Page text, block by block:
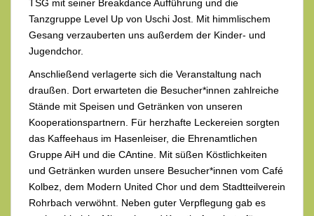
TSG mit seiner Breakdance Aufführung und die
Tanzgruppe Level Up von Uschi Jost. Mit himmlischem
Gesang verzauberten uns außerdem der Kinder- und
Jugendchor.
Anschließend verlagerte sich die Veranstaltung nach
draußen. Dort erwarteten die Besucher*innen zahlreiche
Stände mit Speisen und Getränken von unseren
Kooperationspartnern. Für herzhafte Leckereien sorgten
das Kaffeehaus im Hasenleiser, die Ehrenamtlichen
Gruppe AiH und die CAntine. Mit süßen Köstlichkeiten
und Getränken wurden unsere Besucher*innen vom Café
Kolbez, dem Modern United Chor und dem Stadtteilverein
Rohrbach verwöhnt. Neben guter Verpflegung gab es